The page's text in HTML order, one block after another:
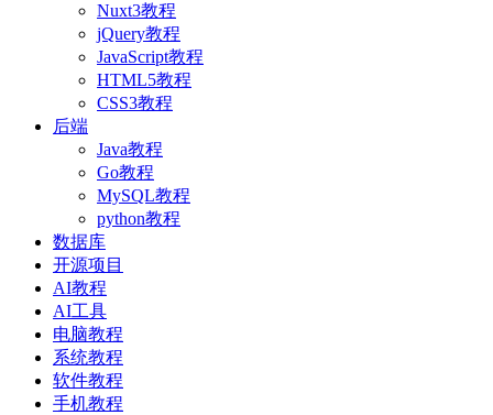
Nuxt3教程
jQuery教程
JavaScript教程
HTML5教程
CSS3教程
后端
Java教程
Go教程
MySQL教程
python教程
数据库
开源项目
AI教程
AI工具
电脑教程
系统教程
软件教程
手机教程